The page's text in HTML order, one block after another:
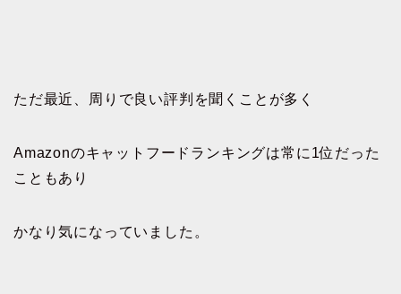
ただ最近、周りで良い評判を聞くことが多く
Amazonのキャットフードランキングは常に1位だった
こともあり
かなり気になっていました。